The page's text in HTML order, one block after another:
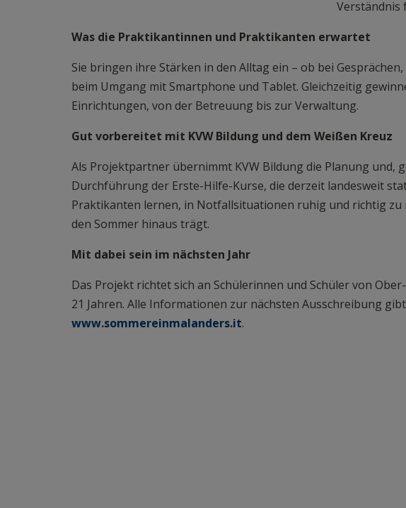
Verständnis
Was die Praktikantinnen und Praktikanten erwartet
Sie bringen ihre Stärken in den Alltag ein – ob bei
beim Umgang mit Smartphone und Tablet. Gleichzeitig
Einrichtungen, von der Betreuung bis zur Verwaltung.
Gut vorbereitet mit KVW Bildung und dem Weißen Kreuz
Als Projektpartner übernimmt KVW Bildung die Planung und,
Durchführung der Erste-Hilfe-Kurse, die derzeit landesweit
Praktikanten lernen, in Notfallsituationen ruhig und richtig zu
den Sommer hinaus trägt.
Mit dabei sein im nächsten Jahr
Das Projekt richtet sich an Schülerinnen und Schüler von
21 Jahren. Alle Informationen zur nächsten Ausschreibung
www.sommereinmalanders.it.